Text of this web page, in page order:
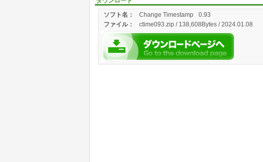
ソフト名：
Change Timestamp 0.93
ファイル： ctime093.zip / 138,608Bytes / 2024.01.08